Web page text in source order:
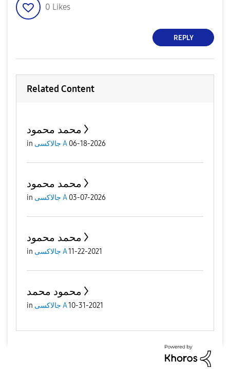
0 Likes
REPLY
Related Content
محمد محمود
in جالاكسى A 06-18-2026
محمد محمود
in جالاكسى A 03-07-2026
محمد محمود
in جالاكسى A11-22-2021
محمود محمد
in جالاكسى A10-31-2021